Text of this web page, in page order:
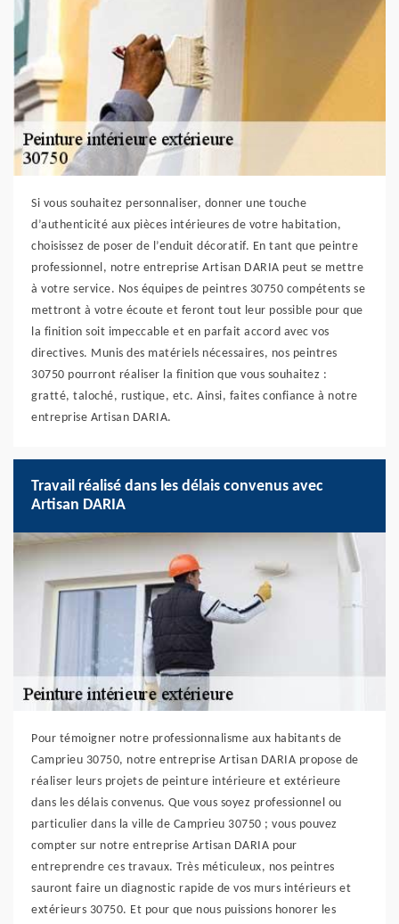
Si vous souhaitez personnaliser, donner une touche
d’authenticité aux pièces intérieures de votre habitation,
choisissez de poser de l’enduit décoratif. En tant que peintre
professionnel, notre entreprise Artisan DARIA peut se mettre
à votre service. Nos équipes de peintres 30750 compétents se
mettront à votre écoute et feront tout leur possible pour que
la finition soit impeccable et en parfait accord avec vos
directives. Munis des matériels nécessaires, nos peintres
30750 pourront réaliser la finition que vous souhaitez :
gratté, taloché, rustique, etc. Ainsi, faites confiance à notre
entreprise Artisan DARIA.
Travail réalisé dans les délais convenus avec
Artisan DARIA
Pour témoigner notre professionnalisme aux habitants de
Camprieu 30750, notre entreprise Artisan DARIA propose de
réaliser leurs projets de peinture intérieure et extérieure
dans les délais convenus. Que vous soyez professionnel ou
particulier dans la ville de Camprieu 30750 ; vous pouvez
compter sur notre entreprise Artisan DARIA pour
entreprendre ces travaux. Très méticuleux, nos peintres
sauront faire un diagnostic rapide de vos murs intérieurs et
extérieurs 30750. Et pour que nous puissions honorer les